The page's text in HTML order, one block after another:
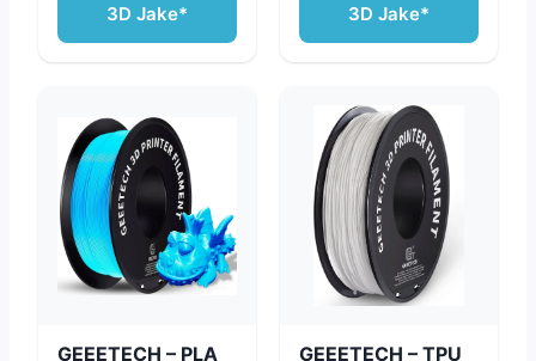
3D Jake*
3D Jake*
GEEETECH – PLA GEEETECH – TPU